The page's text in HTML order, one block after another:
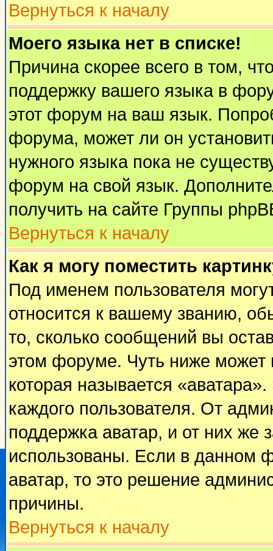
Вернуться к началу
Моего языка нет в списке!
Причина скорее всего в том,
поддержку вашего языка в
этот форум на ваш язык.
форума, может ли он
нужного языка пока не
форум на свой язык.
получить на сайте Группы
Вернуться к началу
Как я могу поместить
Под именем пользователя
относится к вашему званию,
то, сколько сообщений вы
этом форуме. Чуть ниже может
которая называется
каждого пользователя. От
поддержка аватар, и от них же
использованы. Если в данном
аватар, то это решение
причины.
Вернуться к началу